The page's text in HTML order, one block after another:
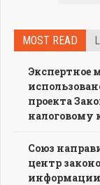
MOST READ
Экспертное
проекта
налоговому
Союз
центр
информации